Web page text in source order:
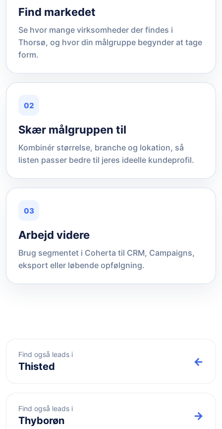
Find markedet
Se hvor mange virksomheder der findes i
Thorsø, og hvor din målgruppe begynder at tage
form.
02
Skær målgruppen til
Kombinér størrelse, branche og lokation, så
listen passer bedre til jeres ideelle kundeprofil.
03
Arbejd videre
Brug segmentet i Coherta til CRM, Campaigns,
eksport eller løbende opfølgning.
Find også leads i
Thisted ←
Find også leads i
Thyborøn →